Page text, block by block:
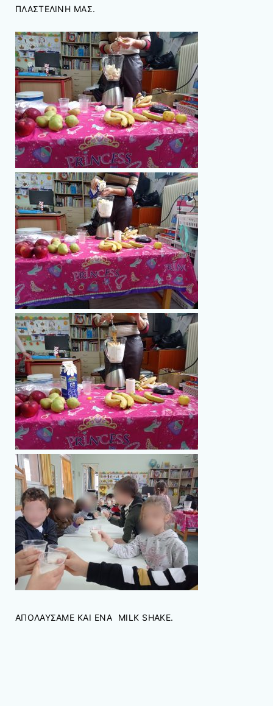
ΠΛΑΣΤΕΛΙΝΗ ΜΑΣ.
ΑΠΟΛΑΥΣΑΜΕ ΚΑΙ ΕΝΑ MILK SHAKE.